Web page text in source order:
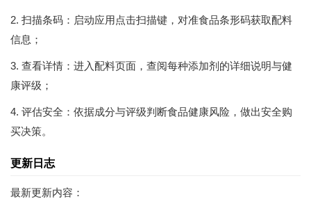
2. 扫描条码：启动应用点击扫描键，对准食品条形码获取配料
信息；
3. 查看详情：进入配料页面，查阅每种添加剂的详细说明与健
康评级；
4. 评估安全：依据成分与评级判断食品健康风险，做出安全购
买决策。
更新日志
最新更新内容：